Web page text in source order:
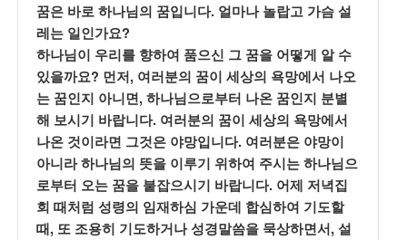
꿈은 바로 하나님의 꿈입니다. 얼마나 놀랍고 가슴 설
레는 일인가요?
하나님이 우리를 향하여 품으신 그 꿈을 어떻게 알 수
있을까요? 먼저 , 여러분의 꿈이 세상의 욕망에서 나오
는 꿈인지 아니면 , 하나님으로부터 나온 꿈인지 분별
해 보시기 바랍니다. 여러분의 꿈이 세상의 욕망에서
나온 것이라면 그것은 야망입니다. 여러분은 야망이
아니라 하나님의 뜻을 이루기 위하여 주시는 하나님으
로부터 오는 꿈을 붙잡으시기 바랍니다. 어제 저녁집
회 때처럼 성령의 임재하심 가운데 합심하여 기도할
때 , 또 조용히 기도하거나 성경말씀을 묵상하면서 , 설